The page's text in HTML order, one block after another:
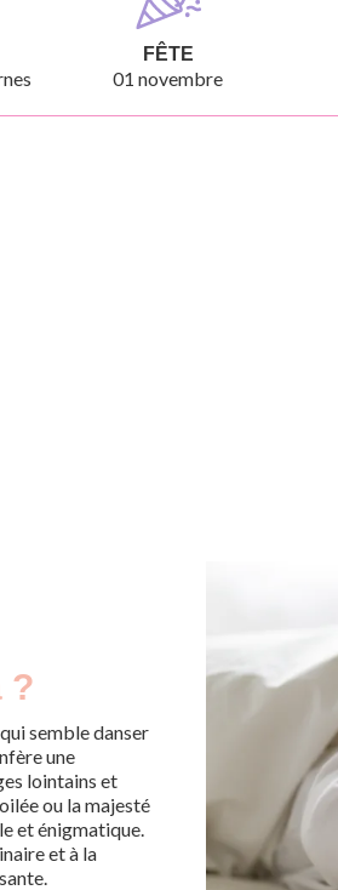
FÊTE
01 novembre
?
semble danser
une
lointains et
ou la majesté
et énigmatique.
et à la